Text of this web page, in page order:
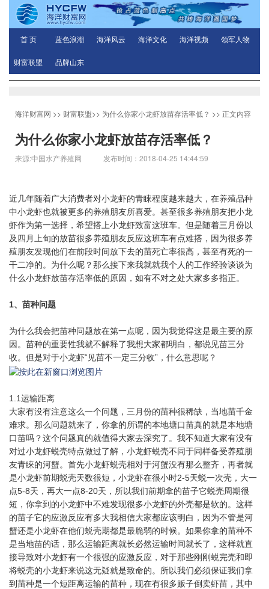
首 页 蓝色浪潮 海洋风云 海洋文化 海洋视频 领军人物
财富联盟 品牌山东
海洋财富网 >> 财富联盟>> 为什么你家小龙虾放苗存活率低？ >> 正文内容
为什么你家小龙虾放苗存活率低？
来源:中国水产养殖网 发布时间：2018-04-25 14:44:59
近几年随着广大消费者对小龙虾的青睐程度越来越大，在养殖品种
中小龙虾也就被更多的养殖朋友所喜爱。甚至很多养殖朋友把小龙
虾作为第一选择，希望搭上小龙虾致富这班车。但是随着三月份以
及四月上旬的放苗很多养殖朋友反应这班车有点难搭，因为很多养
殖朋友发现他们在前段时间放下去的苗死亡率很高，甚至有死的一
干二净的。为什么呢？那么接下来我就就我个人的工作经验谈谈为
什么小龙虾放苗存活率低的原因，如有不对之处大家多多指正。
1、苗种问题
为什么我会把苗种问题放在第一点呢，因为我觉得这是最主要的原
因。苗种的重要性我就不解释了我想大家都明白，都说见苗三分
收。但是对于小龙虾“见苗不一定三分收”，什么意思呢？
1.1运输距离
大家有没有注意这么一个问题，三月份的苗种很稀缺，当地苗千金
难求。那么问题就来了，你拿的所谓的本地塘口苗真的就是本地塘
口苗吗？这个问题真的就值得大家去深究了。我不知道大家有没有
对过小龙虾蜕壳特点做过了解，小龙虾蜕壳不同于同样备受养殖朋
友青睐的河蟹。首先小龙虾蜕壳相对于河蟹没有那么整齐，再者就
是小龙虾前期蜕壳天数很短，小龙虾在很小时2-5天蜕一次壳，大一
点5-8天，再大一点8-20天，所以我们前期拿的苗子它蜕壳周期很
短，你拿到的小龙虾中不难发现很多小龙虾的外壳都是软的。这样
的苗子它的应激反应有多大我相信大家都应该明白，因为不管是河
蟹还是小龙虾在他们蜕壳期都是最脆弱的时候。如果你拿的苗种不
是当地苗的话，那么运输距离就长必然运输时间就长了，这样就直
接导致对小龙虾有一个很强的应激反应，对于那些刚刚蜕完壳和即
将蜕壳的小龙虾来说这无疑就是致命的。所以我们必须保证我们拿
到苗种是一个短距离运输的苗种，现在有很多贩子倒卖虾苗，其中